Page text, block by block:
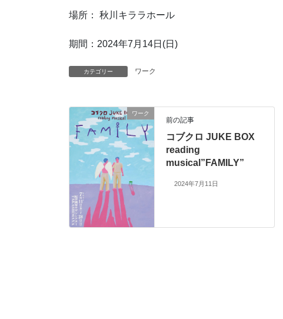
場所： 秋川キララホール
期間：2024年7月14日(日)
カテゴリー ワーク
ワーク
前の記事
コブクロ JUKE BOX
reading
musical”FAMILY”
2024年7月11日